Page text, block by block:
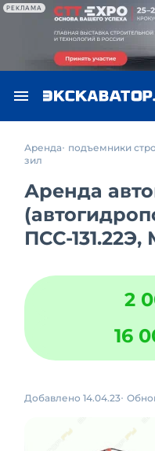
РЕКЛАМА
Аренда подъемники
зил
Аренда
ПСС-131.22Э,
2
16
Добавлено 14.04.23